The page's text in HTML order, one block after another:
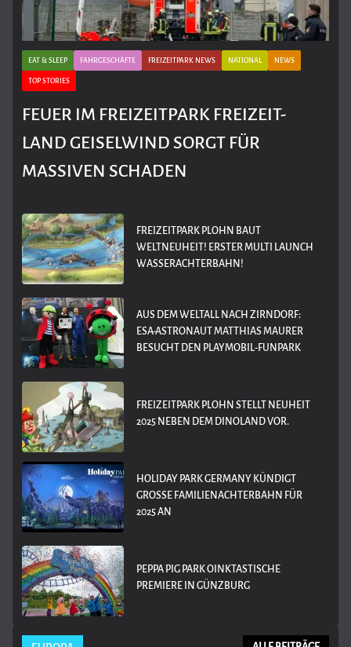
EAT & SLEEP FAHRGESCHÄFTE FREIZEITPARK NEWS NATIONAL NEWS
TOP STORIES
FEUER IM FREIZEITPARK FREIZEIT-
LAND GEISELWIND SORGT FÜR
MASSIVEN SCHADEN
FREIZEITPARK PLOHN BAUT
WELTNEUHEIT! ERSTER MULTI LAUNCH
WASSERACHTERBAHN!
AUS DEM WELTALL NACH ZIRNDORF:
ESA-ASTRONAUT MATTHIAS MAURER
BESUCHT DEN PLAYMOBIL-FUNPARK
FREIZEITPARK PLOHN STELLT NEUHEIT
2025 NEBEN DEM DINOLAND VOR.
HOLIDAY PARK GERMANY KÜNDIGT
GROSSE FAMILIENACHTERBAHN FÜR 2
025 AN
PEPPA PIG PARK OINKTASTISCHE
PREMIERE IN GÜNZBURG